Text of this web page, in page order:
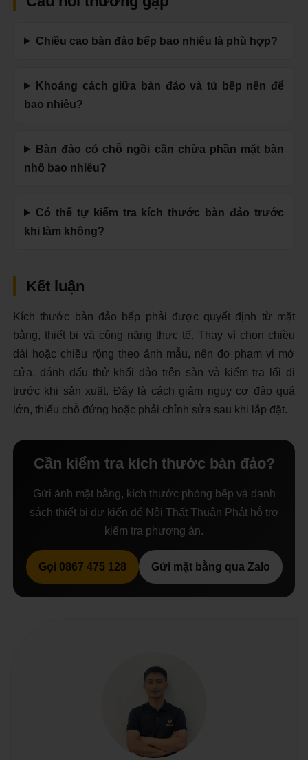
Chiều cao bàn đảo bếp bao nhiêu là phù hợp?
Khoảng cách giữa bàn đảo và tủ bếp nên để
bao nhiêu?
Bàn đảo có chỗ ngồi cần chừa phần mặt bàn
nhô bao nhiêu?
Có thể tự kiểm tra kích thước bàn đảo trước
khi làm không?
Kết luận
Kích thước bàn đảo bếp phải được quyết định từ mặt
bằng, thiết bị và công năng thực tế. Thay vì chọn chiều
dài hoặc chiều rộng theo ảnh mẫu, nên đo phạm vi mở
cửa, đánh dấu thử khối đảo trên sàn và kiểm tra lối đi
trước khi sản xuất. Đây là cách giảm nguy cơ đảo quá
lớn, thiếu chỗ đứng hoặc phải chỉnh sửa sau khi lắp đặt.
Cần kiểm tra kích thước bàn đảo?
Gửi ảnh mặt bằng, kích thước phòng bếp và danh
sách thiết bị dự kiến để Nội Thất Thuận Phát hỗ trợ
kiểm tra phương án.
Gọi 0867 475 128 Gửi mặt bằng qua Zalo